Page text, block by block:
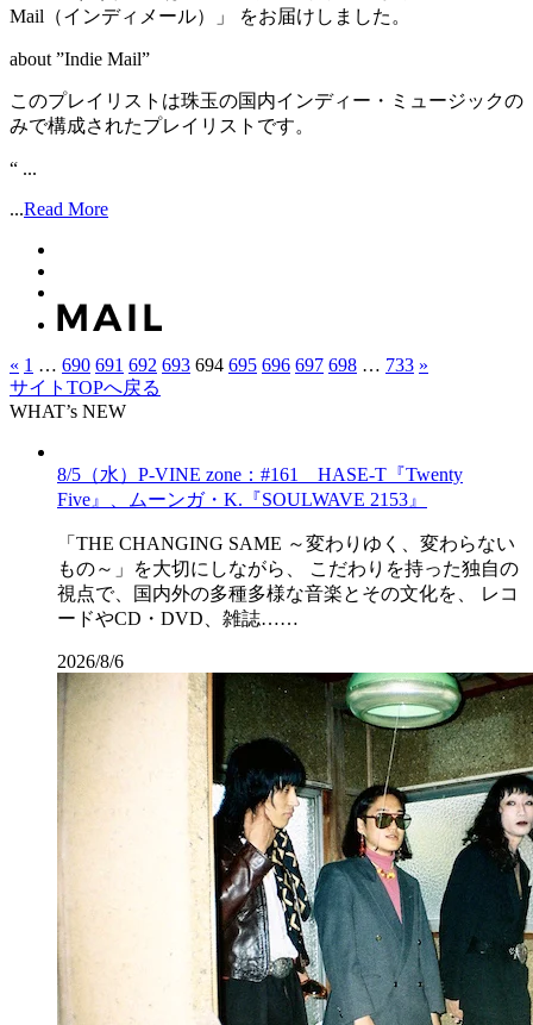
Mail（インディメール）」 をお届けしました。
about ”Indie Mail”
このプレイリストは珠玉の国内インディー・ミュージックの
みで構成されたプレイリストです。
“ ...
...Read More
« 1 … 690 691 692 693 694 695 696 697 698 … 733 »
サイトTOPへ戻る
WHAT’s NEW
8/5（水）P-VINE zone：#161 HASE-T『Twenty
Five』、ムーンガ・K.『SOULWAVE 2153』
「THE CHANGING SAME ～変わりゆく、変わらない
もの～」を大切にしながら、 こだわりを持った独自の
視点で、国内外の多種多様な音楽とその文化を、 レコ
ードやCD・DVD、雑誌……
2026/8/6